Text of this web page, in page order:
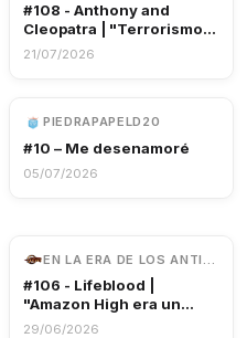
#108 - Anthony and
Cleopatra | "Terrorismo
audiovisual"
21/07/2026
PIEDRAPAPELD20
#10 – Me desenamoré
05/07/2026
#106 - Lifeblood |
"Amazon High era un
isekai"
29/06/2026